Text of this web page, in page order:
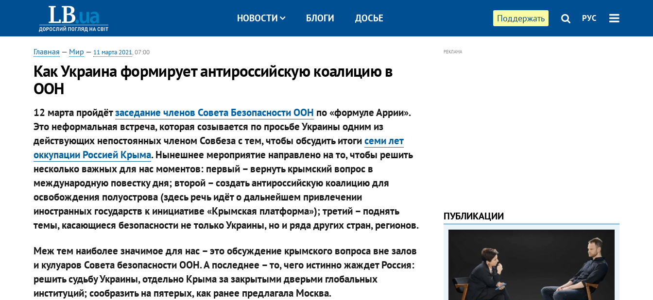
Поддержать РУС
НОВОСТИ БЛОГИ ДОСЬЕ
Главная — Мир — 11 марта 2021, 07:00
Как Украина формирует антироссийскую коалицию в
ООН
12 марта пройдётзаседание членов Совета Безопасности ООН по «формуле Аррии».
Это неформальная встреча, которая созывается по просьбе Украины одним из
действующих непостоянных членом Совбеза с тем, чтобы обсудить итогисеми лет
оккупации Россией Крыма. Нынешнее мероприятие направлено на то, чтобы решить
несколько важных для нас моментов: первый – вернуть крымский вопрос в
международную повестку дня; второй – создать антироссийскую коалицию для
освобождения полуострова (здесь речь идёт о дальнейшем привлечении
иностранных государств к инициативе «Крымская платформа»); третий – поднять
темы, касающиеся безопасности не только Украины, но и ряда других стран, регионов.
Меж тем наиболее значимое для нас – это обсуждение крымского вопроса вне залов
и кулуаров Совета безопасности ООН. А последнее – то, чего истинно жаждет Россия:
решить судьбу Украины, отдельно Крыма за закрытыми дверьми глобальных
институций; сообразить на пятерых, как ранее предлагала Москва.
РЕКЛАМА
ПУБЛИКАЦИИ